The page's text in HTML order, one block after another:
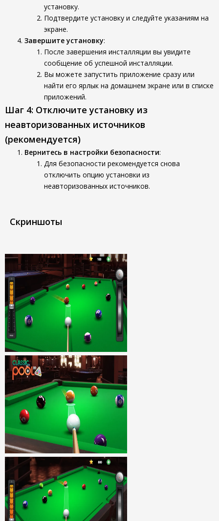
установку.
Подтвердите установку и следуйте указаниям на
экране.
Завершите установку:
После завершения инсталляции вы увидите
сообщение об успешной инсталляции.
Вы можете запустить приложение сразу или
найти его ярлык на домашнем экране или в списке
приложений.
Шаг 4: Отключите установку из
неавторизованных источников
(рекомендуется)
Вернитесь в настройки безопасности:
Для безопасности рекомендуется снова
отключить опцию установки из
неавторизованных источников.
Скриншоты